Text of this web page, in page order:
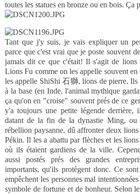
toutes les statues en bronze ou en bois. Ça
Tant que j'y suis, je vais expliquer un
parce que c'est vrai que je poste souvent
jamais dit ce que c'était! Il s'agit de
Lions Fu comme on les appelle souvent
les appelle ShiShi 石獅, lions de pierre. Ils
à la base (en Inde, l'animal mythique
ça qu'on en "croise" souvent prés de ce
y'a toujours une petite légende derrière,
datant de la fin de la dynastie Ming,
rébellion paysanne, dû affronter deux
Pékin. Il les a abattu par flèches et les
où ils étaient gardiens de la ville.
aussi postés prés des grandes
importants, qu'ils protègent donc. Ce
empêchent les personnes mal
symbole de fortune et de bonheur. Selon